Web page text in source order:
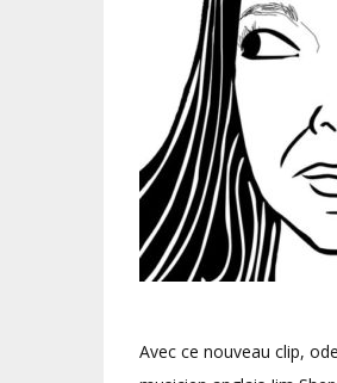
Avec ce nouveau clip,